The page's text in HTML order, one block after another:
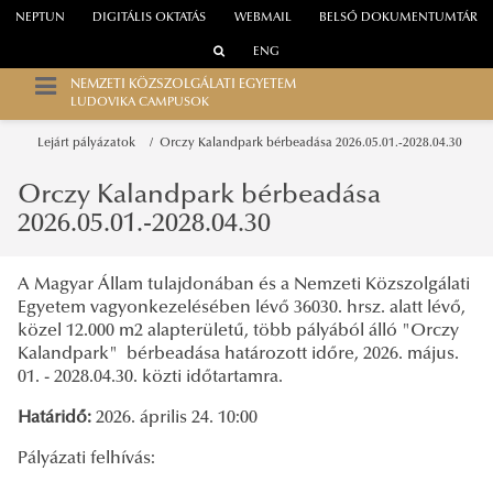
WEBMAIL
NEPTUN DIGITÁLIS OKTATÁS BELSŐ DOKUMENTUMTÁR
ENG
NEMZETI KÖZSZOLGÁLATI EGYETEM
LUDOVIKA CAMPUSOK
Lejárt pályázatok Orczy Kalandpark bérbeadása 2026.05.01.-2028.04.30
Orczy Kalandpark bérbeadása
2026.05.01.-2028.04.30
A Magyar Állam tulajdonában és a Nemzeti Közszolgálati
Egyetem vagyonkezelésében lévő 36030. hrsz. alatt lévő,
közel 12.000 m2 alapterületű, több pályából álló "Orczy
Kalandpark" bérbeadása határozott időre, 2026. május.
01. - 2028.04.30. közti időtartamra.
Határidő: 2026. április 24. 10:00
Pályázati felhívás: